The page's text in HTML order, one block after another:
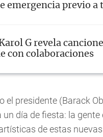
emergencia previo
Karol G revela
con colaboraciones
el presidente (Barack
día de fiesta: la
de estas